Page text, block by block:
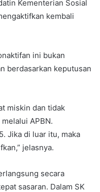
Kementerian Sosial
kembali
ini bukan
berdasarkan keputusan
miskin dan tidak
APBN.
Jika di luar itu, maka
jelasnya.
secara
sasaran. Dalam SK